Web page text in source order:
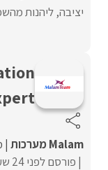
יציבה, ליהנות
Malam מערכות
פורסם לפני 24 שעות